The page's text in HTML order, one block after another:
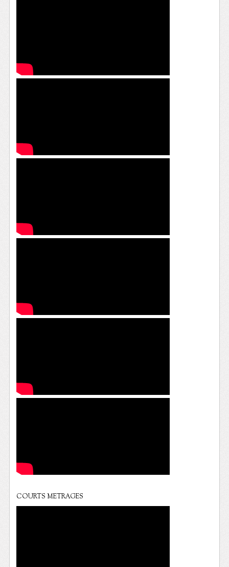
COURTS METRAGES